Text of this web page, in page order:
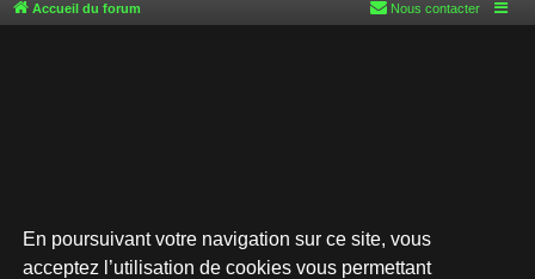
En poursuivant votre navigation sur ce site, vous
acceptez l’utilisation de cookies vous permettant
Accueil du forum Nous contacter